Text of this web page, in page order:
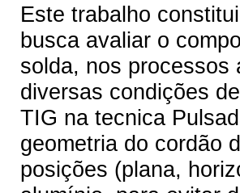
Este trabalho
busca avaliar o
solda, nos processos
diversas condições
TIG na tecnica
geometria do cordão
posições (plana,